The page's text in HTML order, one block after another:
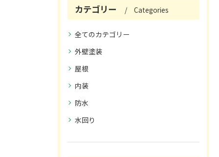
カテゴリー Categories
全てのカテゴリー
外壁塗装
屋根
内装
防水
水回り